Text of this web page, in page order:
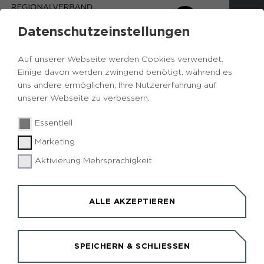
EINKEHREN UND
ÜBERNACHTEN
Datenschutzeinstellungen
Auf unserer Webseite werden Cookies verwendet.
Einige davon werden zwingend benötigt, während es
uns andere ermöglichen, Ihre Nutzererfahrung auf
unserer Webseite zu verbessern.
Essentiell
Marketing
Aktivierung Mehrsprachigkeit
ALLE AKZEPTIEREN
SPEICHERN & SCHLIESSEN